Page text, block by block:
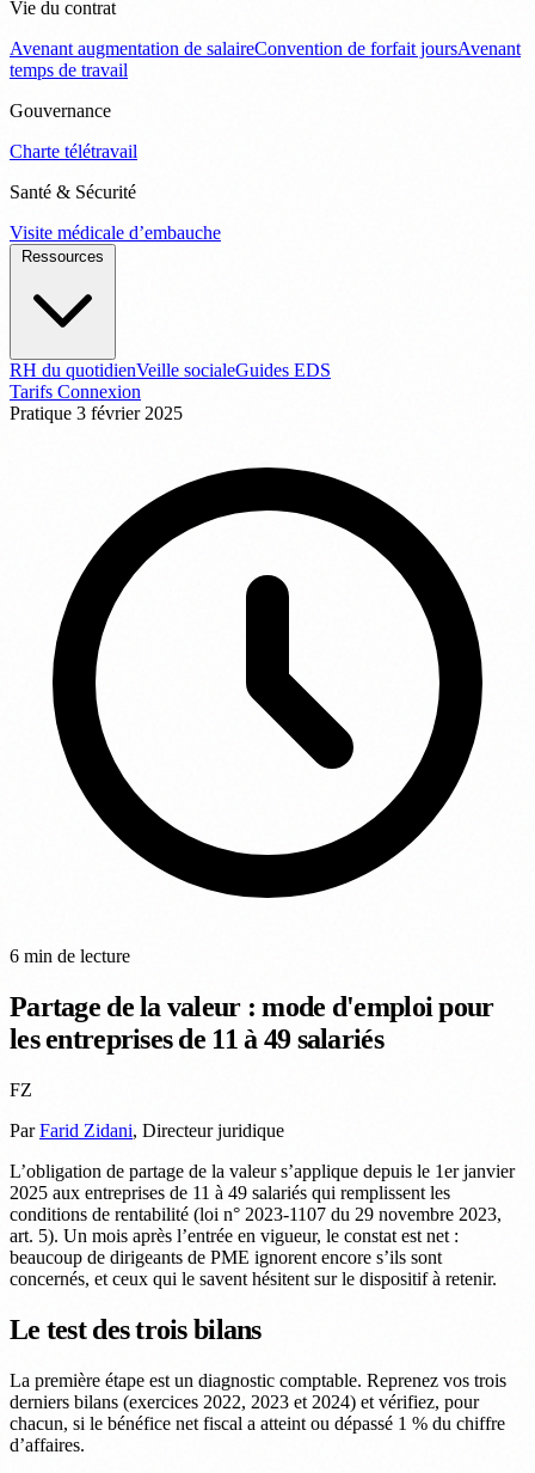
Vie du contrat
Avenant augmentation de salaireConvention de forfait joursAvenant
temps de travail
Gouvernance
Charte télétravail
Santé & Sécurité
Visite médicale d’embauche
RH du quotidienVeille socialeGuides EDS
Tarifs Connexion
Pratique 3 février 2025
6 min de lecture
Partage de la valeur : mode d'emploi pour
les entreprises de 11 à 49 salariés
FZ
ParFarid Zidani, Directeur juridique
L’obligation de partage de la valeur s’applique depuis le 1er janvier
2025 aux entreprises de 11 à 49 salariés qui remplissent les
conditions de rentabilité (loi n° 2023-1107 du 29 novembre 2023,
art. 5). Un mois après l’entrée en vigueur, le constat est net :
beaucoup de dirigeants de PME ignorent encore s’ils sont
concernés, et ceux qui le savent hésitent sur le dispositif à retenir.
Le test des trois bilans
La première étape est un diagnostic comptable. Reprenez vos trois
derniers bilans (exercices 2022, 2023 et 2024) et vérifiez, pour
chacun, si le bénéfice net fiscal a atteint ou dépassé 1 % du chiffre
d’affaires.